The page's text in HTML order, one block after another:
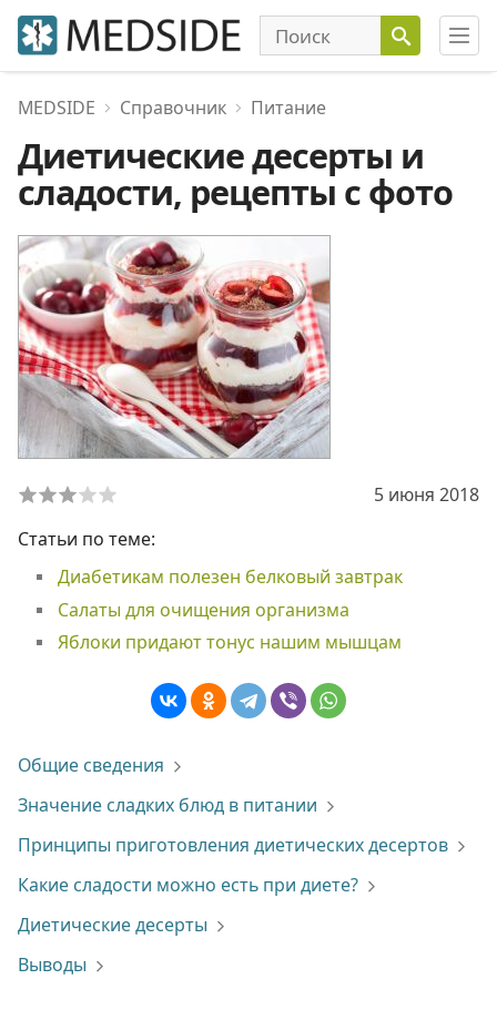
MEDSIDE Справочник Питание
Диетические десерты и
сладости, рецепты с фото
5 июня 2018
Статьи по теме:
Диабетикам полезен белковый завтрак
Салаты для очищения организма
Яблоки придают тонус нашим мышцам
Общие сведения
Значение сладких блюд в питании
Принципы приготовления диетических десертов
Какие сладости можно есть при диете?
Диетические десерты
Выводы